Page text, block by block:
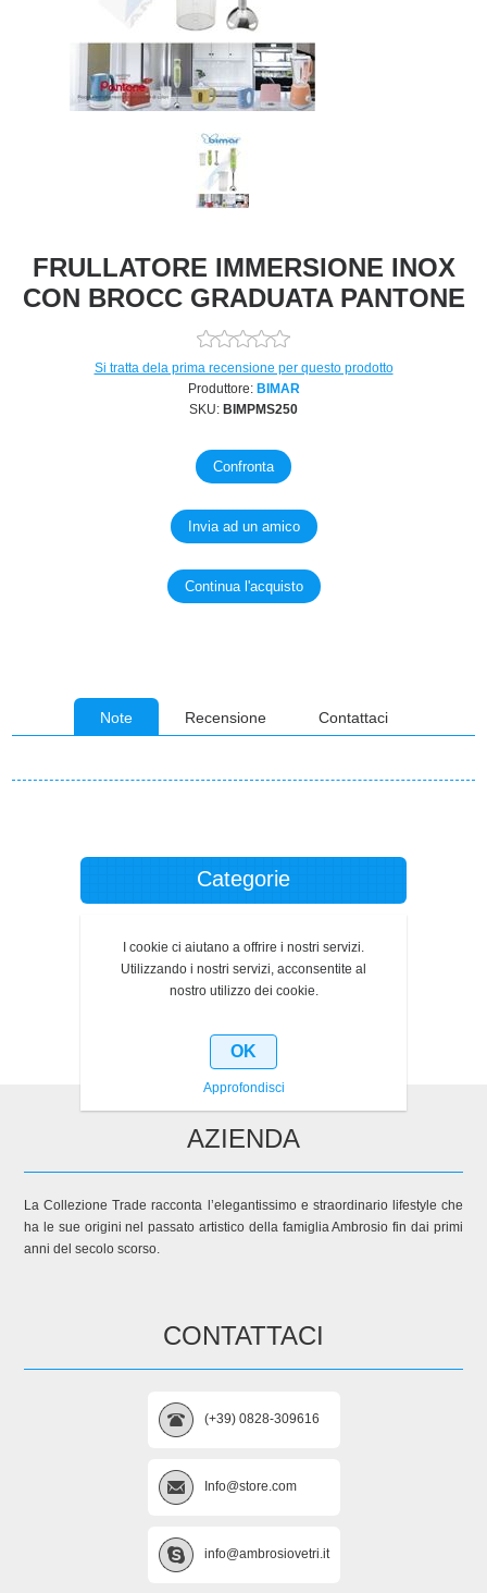
FRULLATORE IMMERSIONE INOX
CON BROCC GRADUATA PANTONE
Si tratta dela prima recensione per questo prodotto
Produttore: BIMAR
SKU: BIMPMS250
Note Recensione Contattaci
Categorie
Produttori
Ultimi prodotti visti
AZIENDA
La Collezione Trade racconta l’elegantissimo e straordinario lifestyle che
ha le sue origini nel passato artistico della famiglia Ambrosio fin dai primi
anni del secolo scorso.
CONTATTACI
(+39) 0828-309616
Info@store.com
info@ambrosiovetri.it
I cookie ci aiutano a offrire i nostri servizi.
Utilizzando i nostri servizi, acconsentite al
nostro utilizzo dei cookie.
OK
Approfondisci